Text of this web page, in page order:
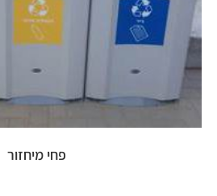
פחי מיחזור